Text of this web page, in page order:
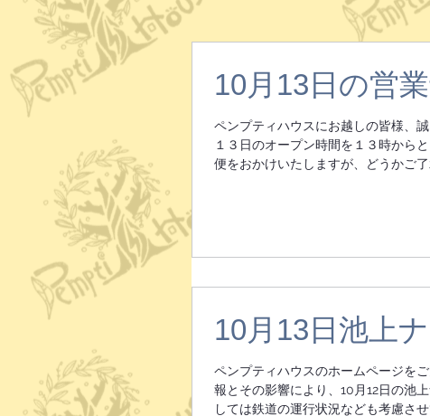
10月13日の営
ペンプティハウスにお越しの皆様、
１３日のオープン時間を１３時から
便をおかけいたしますが、どうかご
10月13日池上
ペンプティハウスのホームページを
報とその影響により、10月12日の池
しては鉄道の運行状況なども考慮さ